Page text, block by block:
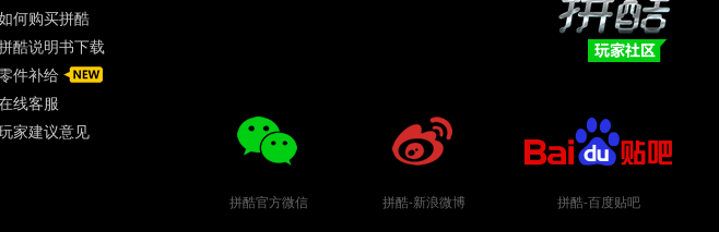
何购买拼酷
酷说明书下载
件补给
线客服
家建议意见
拼酷-百度贴吧
拼酷-新浪微博
拼酷官方微信